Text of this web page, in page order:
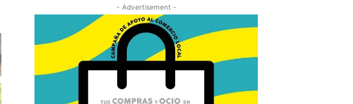
- Advertisement -